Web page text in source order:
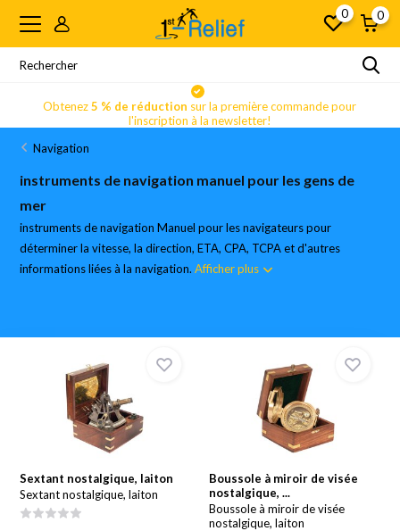
0 0
Obtenez5 % de réduction sur la première commande pour
l'inscription à la newsletter!
Navigation
instruments de navigation manuel pour les gens de
mer
instruments de navigation Manuel pour les navigateurs pour
déterminer la vitesse, la direction, ETA, CPA, TCPA et d'autres
informations liées à la navigation.Afficher plus
Sextant nostalgique, laiton
Sextant nostalgique, laiton
Boussole à miroir de visée
nostalgique, ...
Boussole à miroir de visée
nostalgique, laiton